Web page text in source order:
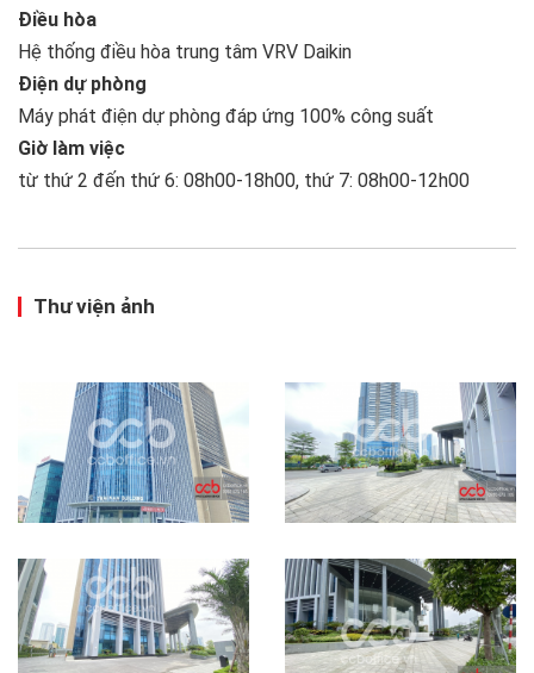
Điều hòa
Hệ thống điều hòa trung tâm VRV Daikin
Điện dự phòng
Máy phát điện dự phòng đáp ứng 100% công suất
Giờ làm việc
từ thứ 2 đến thứ 6: 08h00-18h00, thứ 7: 08h00-12h00
Thư viện ảnh